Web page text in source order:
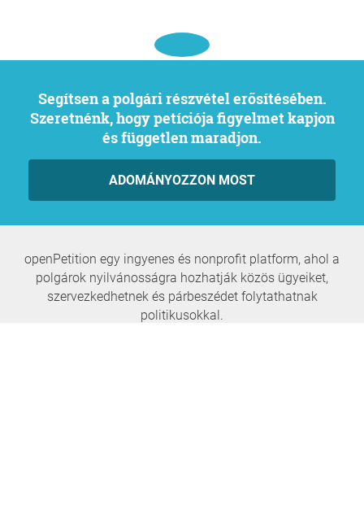
Segítsen a polgári részvétel erősítésében.
Szeretnénk, hogy petíciója figyelmet kapjon
és független maradjon.
ADOMÁNYOZZON MOST
openPetition egy ingyenes és nonprofit platform, ahol a
polgárok nyilvánosságra hozhatják közös ügyeiket,
szervezkedhetnek és párbeszédet folytathatnak
politikusokkal.